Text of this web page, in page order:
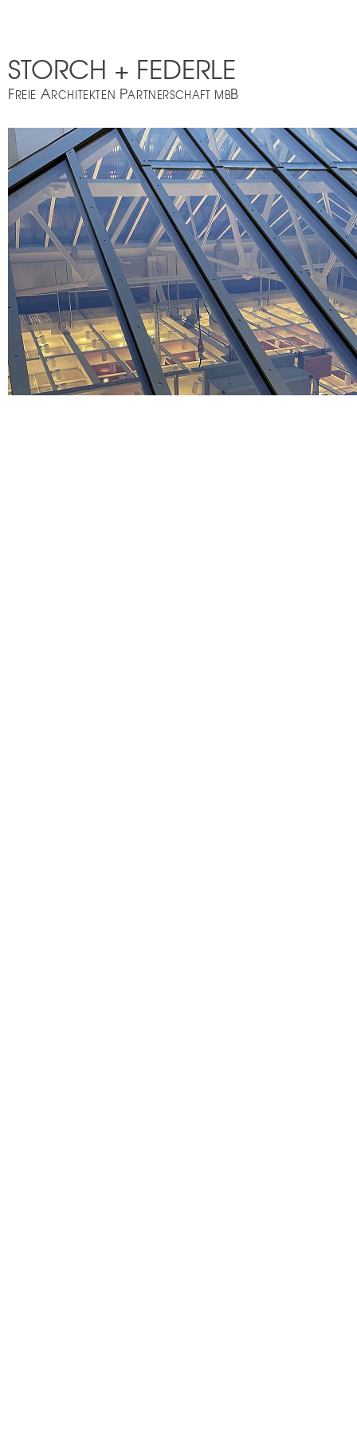
STORCH + FEDERLE
FREIE ARCHITEKTEN PARTNERSCHAFT MBB